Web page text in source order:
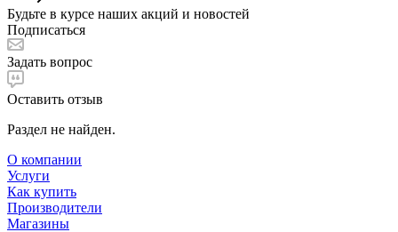
Будьте в курсе наших акций и новостей
Подписаться
Задать вопрос
Оставить отзыв
Раздел не найден.
О компании
Услуги
Как купить
Производители
Магазины